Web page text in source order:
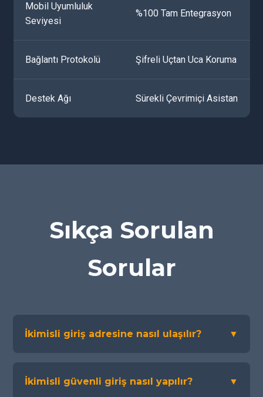
Mobil Uyumluluk
Seviyesi
%100 Tam Entegrasyon
Bağlantı Protokolü Şifreli Uçtan Uca Koruma
Destek Ağı Sürekli Çevrimiçi Asistan
Sıkça Sorulan
Sorular
İkimisli giriş adresine nasıl ulaşılır? ▼
İkimisli güvenli giriş nasıl yapılır? ▼